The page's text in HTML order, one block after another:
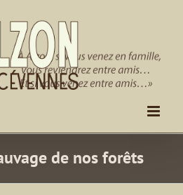
de nos forêts